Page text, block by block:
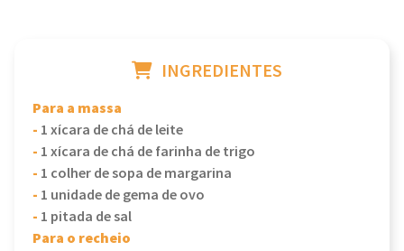
INGREDIENTES
Para a massa
- 1 xícara de chá de leite
- 1 xícara de chá de farinha de trigo
- 1 colher de sopa de margarina
- 1 unidade de gema de ovo
- 1 pitada de sal
Para o recheio